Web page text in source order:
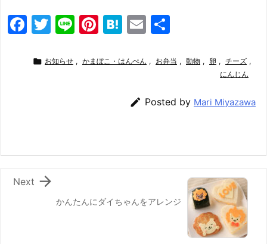
F
c
k
T
itt
Li
e
Pi
er
H
e
a
E
ai
 お知らせ , かまぼこ・はんぺん , お弁当 , 動物 , 卵 , チーズ ,
にんじん
 Posted by Mari Miyazawa
かんたんにダイちゃんをアレンジ

Next